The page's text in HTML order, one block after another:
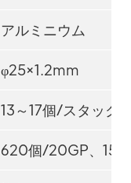
アルミニウム
φ25×1.2mm
13～17個/スタック
620個/20GP、